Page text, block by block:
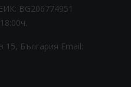
BG206774951
15, България Email: